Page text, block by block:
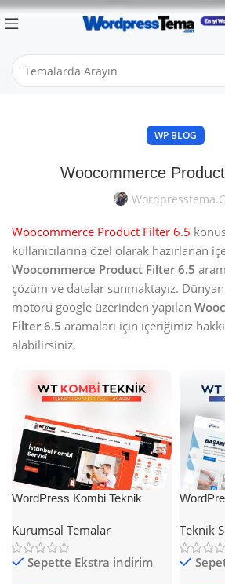
WP BLOG
Woocommerce
Woocommerce Product Filter 6.5
kullanıcılarına özel olarak hazırlanan
Woocommerce Product Filter 6.5
çözüm ve datalar sunmaktayız.
motoru google üzerinden yapılan
Filter 6.5 aramaları için içeriğimiz
alabilirsiniz.
WordPress Kombi Teknik
Kurumsal Temalar
Sepette Ekstra indirim
Teknik